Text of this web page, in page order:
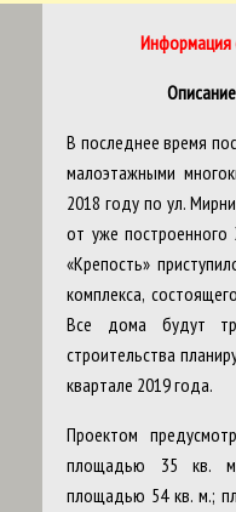
Информация
В последнее время
малоэтажными
2018 году по ул.
от уже
«Крепость»
комплекса,
Все дома будут
строительства
квартале 2019 года.
Проектом
площадью 35 кв.
площадью 54 кв. м.;